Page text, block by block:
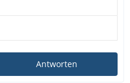
Antworten